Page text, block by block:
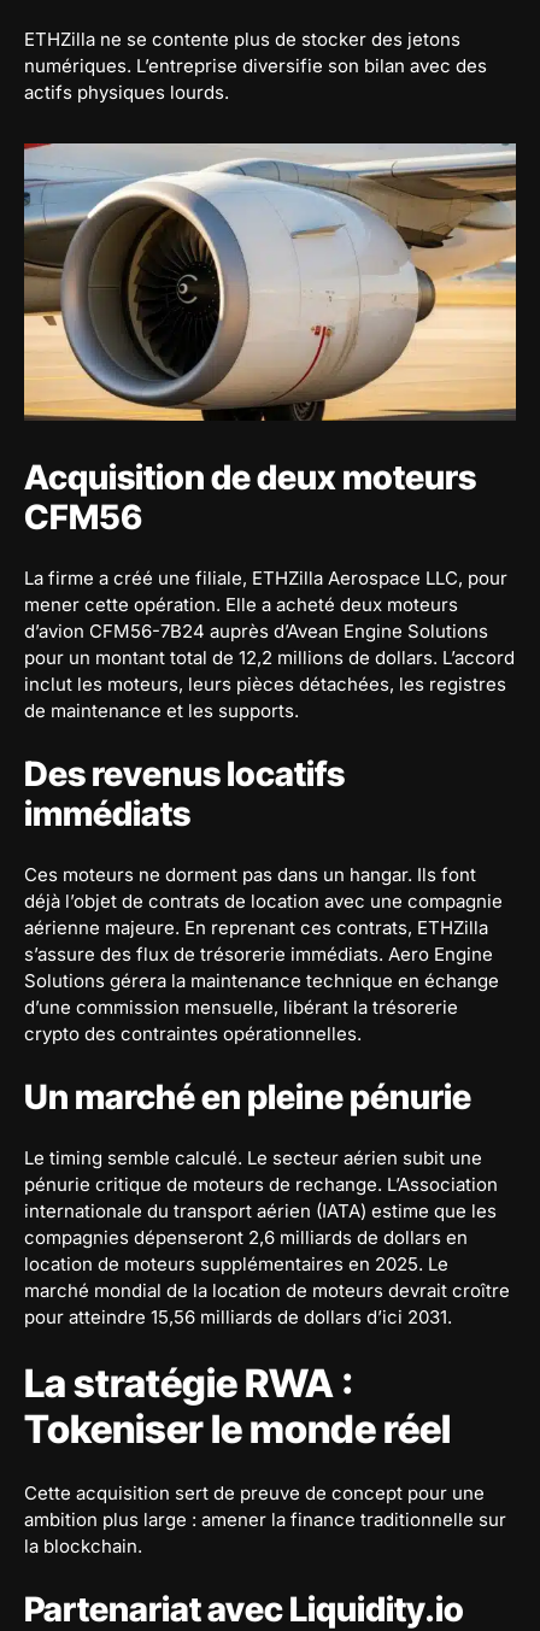
ETHZilla ne se contente plus de stocker des jetons
numériques. L’entreprise diversifie son bilan avec des
actifs physiques lourds.
Acquisition de deux moteurs
CFM56
La firme a créé une filiale, ETHZilla Aerospace LLC, pour
mener cette opération. Elle a acheté deux moteurs
d’avion CFM56-7B24 auprès d’Avean Engine Solutions
pour un montant total de 12,2 millions de dollars. L’accord
inclut les moteurs, leurs pièces détachées, les registres
de maintenance et les supports.
Des revenus locatifs
immédiats
Ces moteurs ne dorment pas dans un hangar. Ils font
déjà l’objet de contrats de location avec une compagnie
aérienne majeure. En reprenant ces contrats, ETHZilla
s’assure des flux de trésorerie immédiats. Aero Engine
Solutions gérera la maintenance technique en échange
d’une commission mensuelle, libérant la trésorerie
crypto des contraintes opérationnelles.
Un marché en pleine pénurie
Le timing semble calculé. Le secteur aérien subit une
pénurie critique de moteurs de rechange. L’Association
internationale du transport aérien (IATA) estime que les
compagnies dépenseront 2,6 milliards de dollars en
location de moteurs supplémentaires en 2025. Le
marché mondial de la location de moteurs devrait croître
pour atteindre 15,56 milliards de dollars d’ici 2031.
La stratégie RWA :
Tokeniser le monde réel
Cette acquisition sert de preuve de concept pour une
ambition plus large : amener la finance traditionnelle sur
la blockchain.
Partenariat avec Liquidity.io